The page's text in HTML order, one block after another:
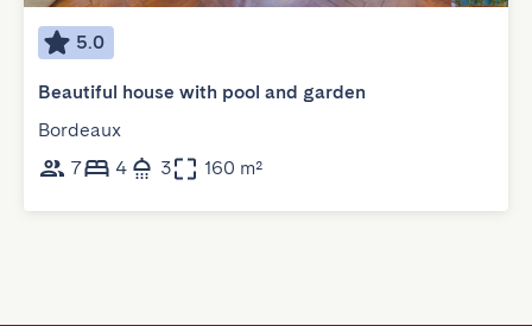
5.0
Beautiful house with pool and garden
Bordeaux
7
4 3 160 m²